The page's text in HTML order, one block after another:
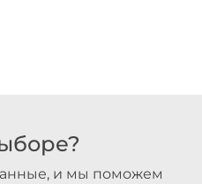
и мы поможем